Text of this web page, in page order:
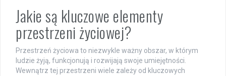
Jakie są kluczowe elementy
przestrzeni życiowej?
Przestrzeń życiowa to niezwykle ważny obszar, w którym
ludzie żyją, funkcjonują i rozwijają swoje umiejętności.
Wewnątrz tej przestrzeni wiele zależy od kluczowych